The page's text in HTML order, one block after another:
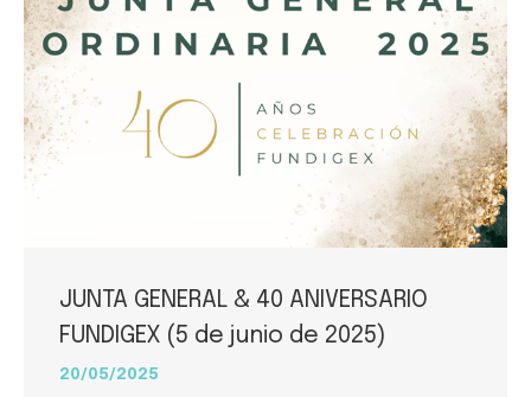
JUNTA GENERAL & 40 ANIVERSARIO
FUNDIGEX (5 de junio de 2025)
20/05/2025